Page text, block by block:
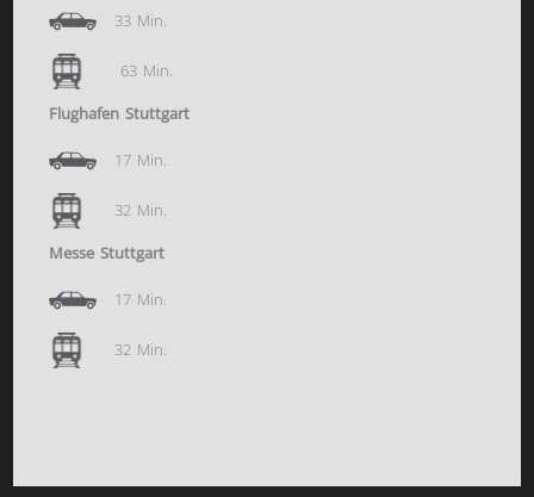
33 Min.
63 Min.
Flughafen Stuttgart
17 Min.
32 Min.
Messe Stuttgart
17 Min.
32 Min.